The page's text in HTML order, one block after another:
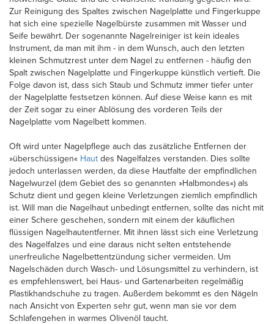
Zur Reinigung des Spaltes zwischen Nagelplatte und Fingerkuppe
hat sich eine spezielle Nagelbürste zusammen mit Wasser und
Seife bewährt. Der sogenannte Nagelreiniger ist kein ideales
Instrument, da man mit ihm - in dem Wunsch, auch den letzten
kleinen Schmutzrest unter dem Nagel zu entfernen - häufig den
Spalt zwischen Nagelplatte und Fingerkuppe künstlich vertieft. Die
Folge davon ist, dass sich Staub und Schmutz immer tiefer unter
der Nagelplatte festsetzen können. Auf diese Weise kann es mit
der Zeit sogar zu einer Ablösung des vorderen Teils der
Nagelplatte vom Nagelbett kommen.
Oft wird unter Nagelpflege auch das zusätzliche Entfernen der
»überschüssigen« Haut des Nagelfalzes verstanden. Dies sollte
jedoch unterlassen werden, da diese Hautfalte der empfindlichen
Nagelwurzel (dem Gebiet des so genannten »Halbmondes«) als
Schutz dient und gegen kleine Verletzungen ziemlich empfindlich
ist. Will man die Nagelhaut unbedingt entfernen, sollte das nicht mit
einer Schere geschehen, sondern mit einem der käuflichen
flüssigen Nagelhautentferner. Mit ihnen lässt sich eine Verletzung
des Nagelfalzes und eine daraus nicht selten entstehende
unerfreuliche Nagelbettentzündung sicher vermeiden. Um
Nagelschäden durch Wasch- und Lösungsmittel zu verhindern, ist
es empfehlenswert, bei Haus- und Gartenarbeiten regelmäßig
Plastikhandschuhe zu tragen. Außerdem bekommt es den Nägeln
nach Ansicht von Experten sehr gut, wenn man sie vor dem
Schlafengehen in warmes Olivenöl taucht.